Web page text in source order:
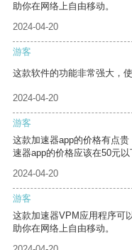
助你在网络上自由移动。
2024-04-20
游客
这款软件的功能非常强大，
2024-04-20
游客
这款加速器app的价格有点
速器app的价格应该在50元以
2024-04-20
游客
这款加速器VPM应用程序可
助你在网络上自由移动。